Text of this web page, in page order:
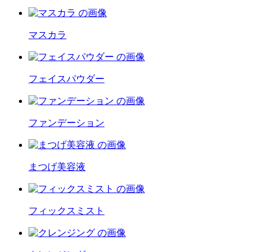
マスカラ
フェイスパウダー
ファンデーション
まつげ美容液
フィックスミスト